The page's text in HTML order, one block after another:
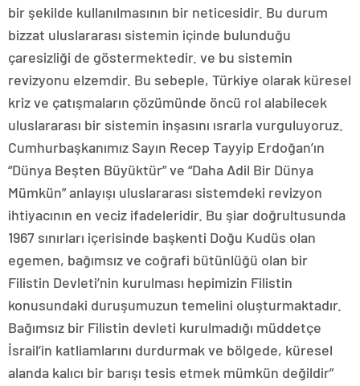
bir şekilde kullanılmasının bir neticesidir. Bu durum
bizzat uluslararası sistemin içinde bulunduğu
çaresizliği de göstermektedir. ve bu sistemin
revizyonu elzemdir. Bu sebeple, Türkiye olarak küresel
kriz ve çatışmaların çözümünde öncü rol alabilecek
uluslararası bir sistemin inşasını ısrarla vurguluyoruz.
Cumhurbaşkanımız Sayın Recep Tayyip Erdoğan’ın
“Dünya Beşten Büyüktür” ve “Daha Adil Bir Dünya
Mümkün” anlayışı uluslararası sistemdeki revizyon
ihtiyacının en veciz ifadeleridir. Bu şiar doğrultusunda
1967 sınırları içerisinde başkenti Doğu Kudüs olan
egemen, bağımsız ve coğrafi bütünlüğü olan bir
Filistin Devleti’nin kurulması hepimizin Filistin
konusundaki duruşumuzun temelini oluşturmaktadır.
Bağımsız bir Filistin devleti kurulmadığı müddetçe
İsrail’in katliamlarını durdurmak ve bölgede, küresel
alanda kalıcı bir barışı tesis etmek mümkün değildir”